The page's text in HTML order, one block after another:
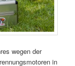
wegen der
in